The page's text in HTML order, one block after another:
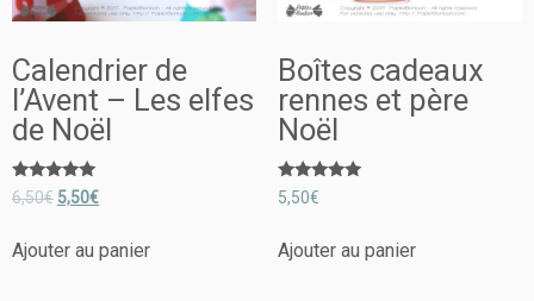
Calendrier de
l’Avent – Les elfes
de Noël
Note
5.00
6,50€ 5,50€
Ajouter au panier
Boîtes cadeaux
rennes et père
Noël
Note
5.00
5,50€
Ajouter au panier